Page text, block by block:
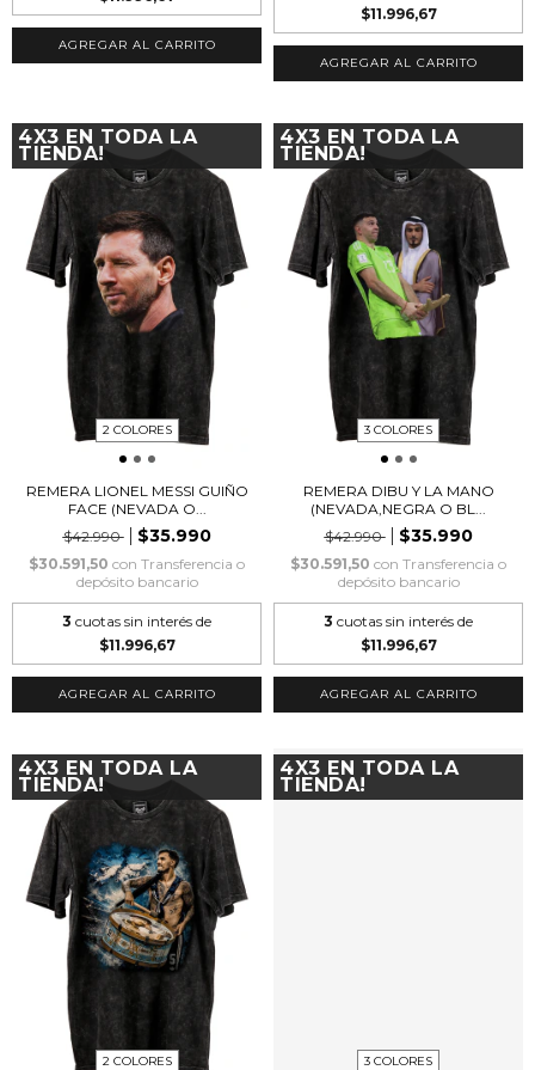
AGREGAR AL CARRITO
$11.996,67
AGREGAR AL CARRITO
4X3 EN TODA LA
TIENDA!
2 COLORES
REMERA LIONEL MESSI GUIÑO
FACE (NEVADA O...
$42.990
$35.990
$30.591,50 con Transferencia o
depósito bancario
3 cuotas sin interés de
$11.996,67
AGREGAR AL CARRITO
4X3 EN TODA LA
TIENDA!
3 COLORES
REMERA DIBU Y LA MANO
(NEVADA,NEGRA O BL...
$42.990
$35.990
$30.591,50 con Transferencia o
depósito bancario
3 cuotas sin interés de
$11.996,67
AGREGAR AL CARRITO
4X3 EN TODA LA
TIENDA!
2 COLORES
4X3 EN TODA LA
TIENDA!
3 COLORES